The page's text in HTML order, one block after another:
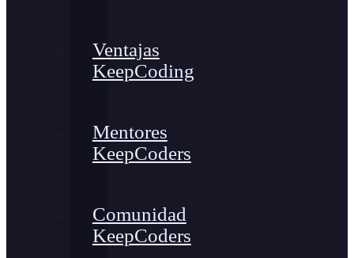
Ventajas
KeepCoding
Mentores
KeepCoders
Comunidad
KeepCoders